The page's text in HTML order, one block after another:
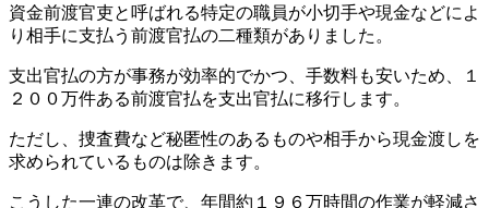
資金前渡官吏と呼ばれる特定の職員が小切手や現金などによ
り相手に支払う前渡官払の二種類がありました。
支出官払の方が事務が効率的でかつ、手数料も安いため、１
２００万件ある前渡官払を支出官払に移行します。
ただし、捜査費など秘匿性のあるものや相手から現金渡しを
求められているものは除きます。
こうした一連の改革で、年間約１９６万時間の作業が軽減さ